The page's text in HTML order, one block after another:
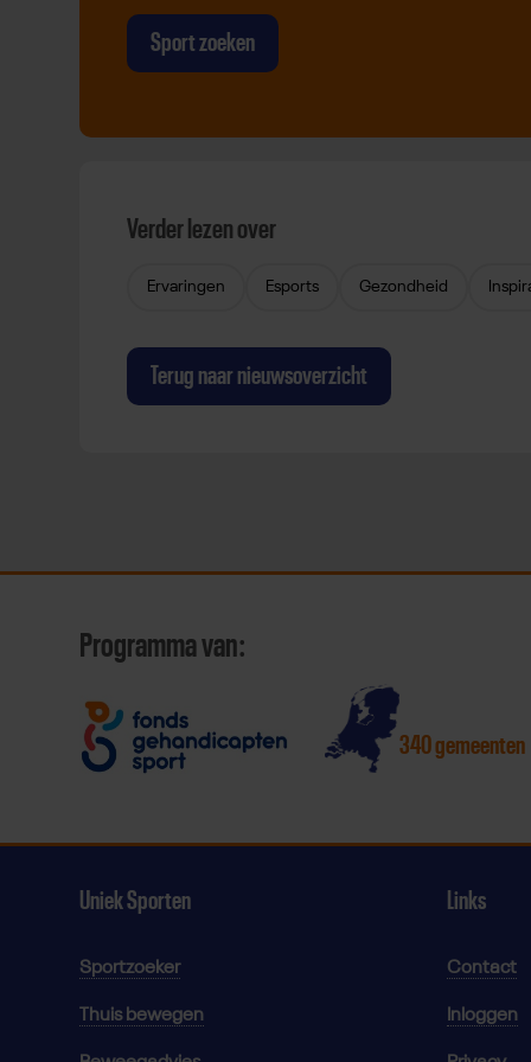
Sport zoeken
Verder lezen over
Ervaringen Esports Gezondheid
Terug naar nieuwsoverzicht
Programma van:
340 gemeenten
Uniek Sporten
Sportzoeker
Thuis bewegen
Links
Contact
Inloggen